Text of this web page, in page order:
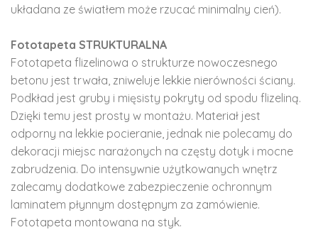
układana ze światłem może rzucać minimalny cień).
Fototapeta STRUKTURALNA
Fototapeta flizelinowa o strukturze nowoczesnego
betonu jest trwała, zniweluje lekkie nierówności ściany.
Podkład jest gruby i mięsisty pokryty od spodu flizeliną.
Dzięki temu jest prosty w montażu. Materiał jest
odporny na lekkie pocieranie, jednak nie polecamy do
dekoracji miejsc narażonych na częsty dotyk i mocne
zabrudzenia. Do intensywnie użytkowanych wnętrz
zalecamy dodatkowe zabezpieczenie ochronnym
laminatem płynnym dostępnym za zamówienie.
Fototapeta montowana na styk.